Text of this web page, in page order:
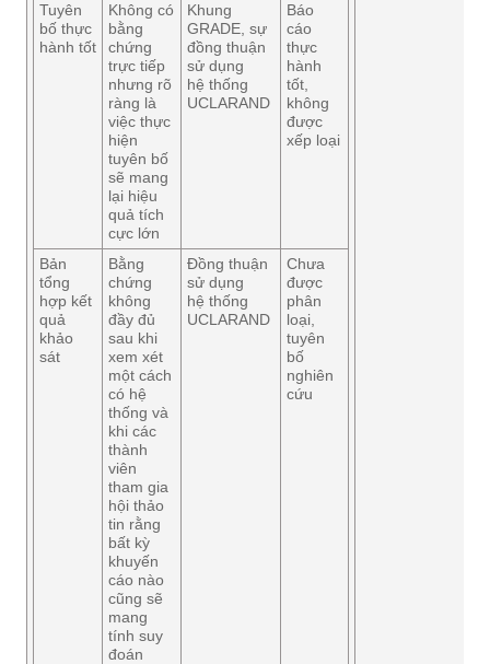
Tuyên
bố thực
hành tốt
Không có
bằng
chứng
trực tiếp
nhưng rõ
ràng là
việc thực
hiện
tuyên bố
sẽ mang
lại hiệu
quả tích
cực lớn
Khung
GRADE, sự
đồng thuận
sử dụng
hệ thống
UCLARAND
Báo
cáo
thực
hành
tốt,
không
được
xếp loại
Bản
tổng
hợp kết
quả
khảo
sát
Bằng
chứng
không
đầy đủ
sau khi
xem xét
một cách
có hệ
thống và
khi các
thành
viên
tham gia
hội thảo
tin rằng
bất kỳ
khuyến
cáo nào
cũng sẽ
mang
tính suy
đoán
Đồng thuận
sử dụng
hệ thống
UCLARAND
Chưa
được
phân
loại,
tuyên
bố
nghiên
cứu